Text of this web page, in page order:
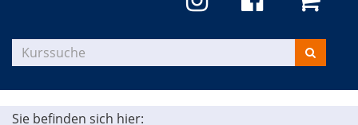
Kurse
suchen
Sie befinden sich hier: